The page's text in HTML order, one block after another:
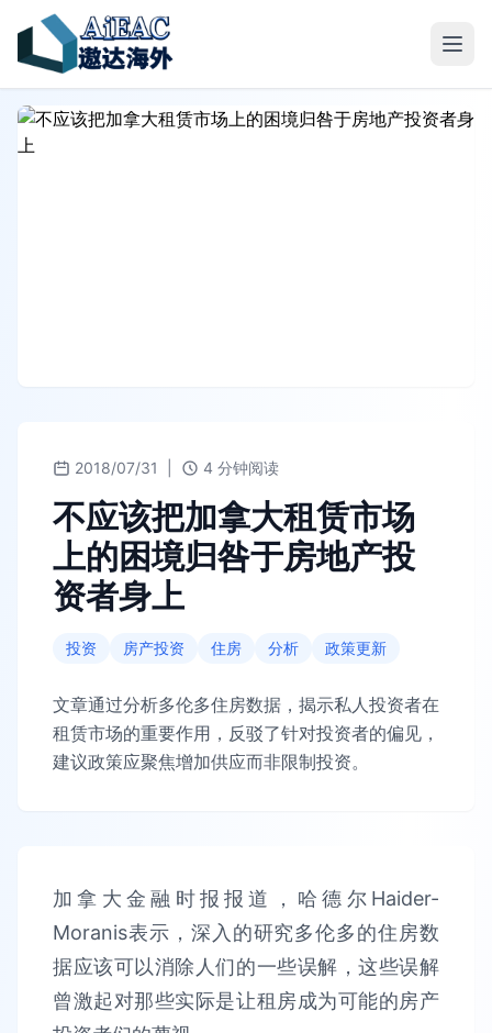
2018/07/31 4 分钟阅读
不应该把加拿大租赁市场
上的困境归咎于房地产投
资者身上
投资 房产投资 住房 分析 政策更新
文章通过分析多伦多住房数据，揭示私人投资者在
租赁市场的重要作用，反驳了针对投资者的偏见，
建议政策应聚焦增加供应而非限制投资。
加拿大金融时报报道，哈德尔Haider-
Moranis表示，深入的研究多伦多的住房数
据应该可以消除人们的一些误解，这些误解
曾激起对那些实际是让租房成为可能的房产